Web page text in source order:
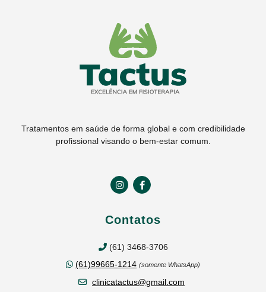
Tratamentos em saúde de forma global e com credibilidade
profissional visando o bem-estar comum.
Contatos
(61) 3468-3706
(61)99665-1214 (somente WhatsApp)
clinicatactus@gmail.com